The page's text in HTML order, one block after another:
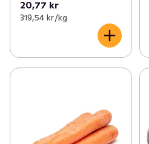
20,77 kr
319,54 kr /kg